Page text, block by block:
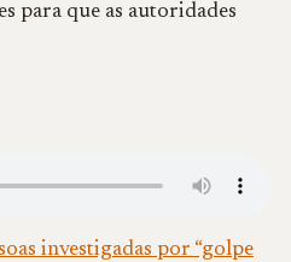
para que as autoridades
investigadas por “golpe